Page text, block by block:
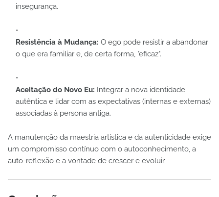
insegurança.
Resistência à Mudança: O ego pode resistir a abandonar
o que era familiar e, de certa forma, "eficaz".
Aceitação do Novo Eu: Integrar a nova identidade
autêntica e lidar com as expectativas (internas e externas)
associadas à persona antiga.
A manutenção da maestria artística e da autenticidade exige
um compromisso contínuo com o autoconhecimento, a
auto-reflexão e a vontade de crescer e evoluir.